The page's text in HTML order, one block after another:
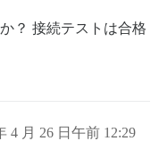
bytes, 151320
bytes
bytes / 512 bytes
bytes / 512 bytes
？ 接続テストは合格
4 月 26 日午前 12:29